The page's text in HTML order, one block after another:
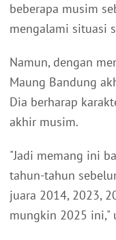
beberapa musim
mengalami situasi
Namun, dengan
Maung Bandung
Dia berharap
akhir musim.
"Jadi memang ini
tahun-tahun
juara 2014, 2023,
mungkin 2025 ini,"